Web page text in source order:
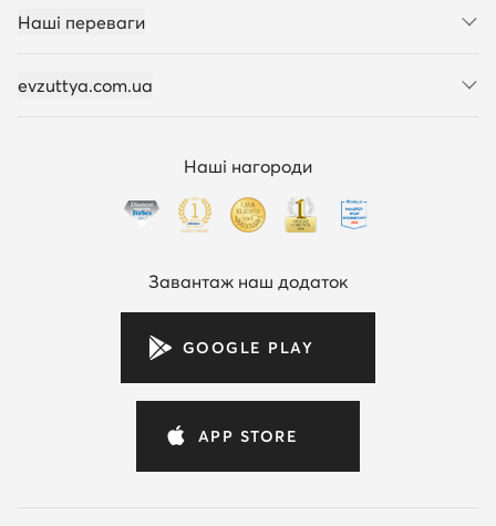
Наші переваги
evzuttya.com.ua
Наші нагороди
Завантаж наш додаток
GOOGLE PLAY
APP STORE